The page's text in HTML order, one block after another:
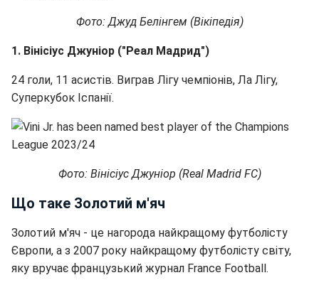
Фото: Джуд Белінгем (Вікіпедія)
1. Вінісіус Джуніор ("Реал Мадрид")
24 голи, 11 асистів. Виграв Лігу чемпіонів, Ла Лігу,
Суперкубок Іспанії.
Фото: Вінісіус Джуніор (Real Madrid FC)
Що таке Золотий м'яч
Золотий м'яч - це нагорода найкращому футболісту
Європи, а з 2007 року найкращому футболісту світу,
яку вручає французький журнал France Football.